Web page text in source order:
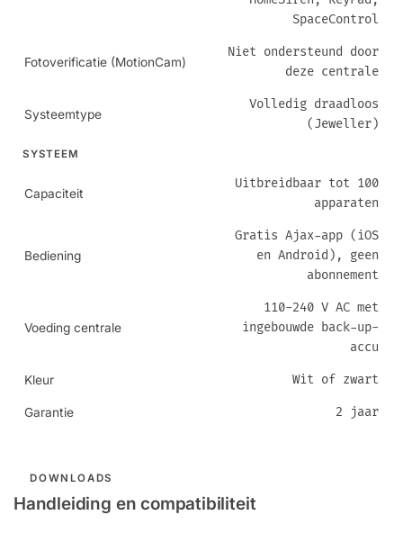
SpaceControl
Fotoverificatie (MotionCam)
Niet ondersteund door
deze centrale
Systeemtype
Volledig draadloos
(Jeweller)
SYSTEEM
Capaciteit
Uitbreidbaar tot 100
apparaten
Bediening
Gratis Ajax-app (iOS
en Android), geen
abonnement
Voeding centrale
110-240 V AC met
ingebouwde back-up-
accu
Kleur Wit of zwart
Garantie 2 jaar
DOWNLOADS
Handleiding en compatibiliteit